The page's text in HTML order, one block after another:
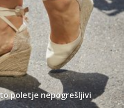
poletje nepogrešljivi